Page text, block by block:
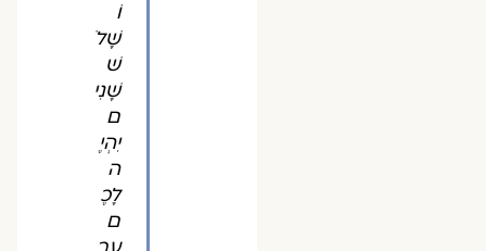
שָׁלֹ
שׁ
שָׁנִי
ם
יִהְיֶ
ה
לָכֶ
ם